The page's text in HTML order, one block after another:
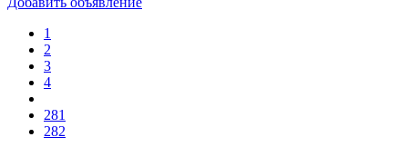
1
2
3
4
281
282